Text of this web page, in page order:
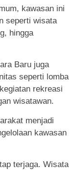
kawasan ini
seperti wisata
hingga
Baru juga
seperti lomba
rekreasi
wisatawan.
menjadi
kawasan
terjaga. Wisata